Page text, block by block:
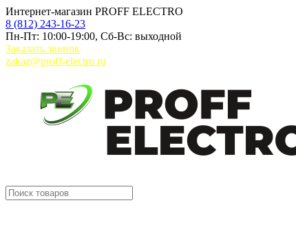
Интернет-магазин PROFF ELECTRO
8 (812) 243-16-23
Пн-Пт: 10:00-19:00, Сб-Вс: выходной
Заказать звонок
zakaz@proff-electro.ru